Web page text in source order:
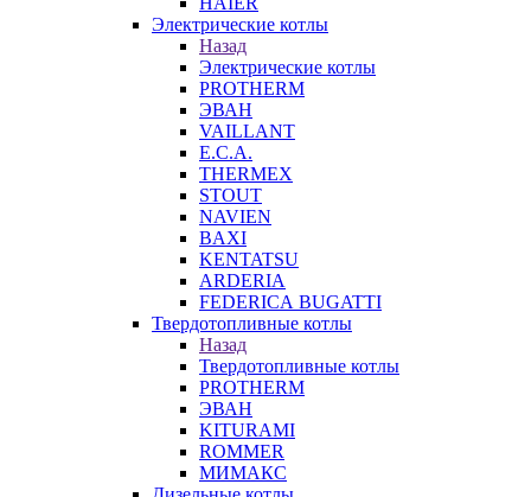
Электрические котлы
Назад
Электрические котлы
PROTHERM
ЭВАН
VAILLANT
E.C.A.
THERMEX
STOUT
NAVIEN
BAXI
KENTATSU
ARDERIA
FEDERICА BUGATTI
Твердотопливные котлы
Назад
Твердотопливные котлы
PROTHERM
ЭВАН
KITURAMI
ROMMER
МИМАКС